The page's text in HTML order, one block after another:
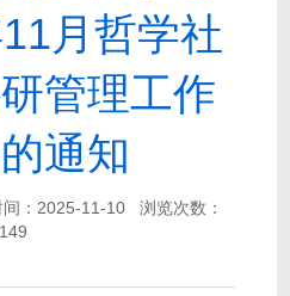
月哲学社
管理工作
通知
间：2025-11-10
浏览次数：
149